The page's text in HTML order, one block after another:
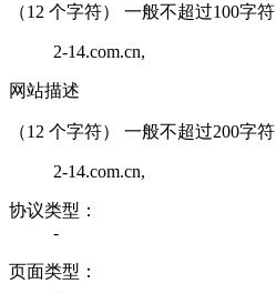
（12 个字符） 一般不超过100字符
2-14.com.cn,
网站描述
（12 个字符） 一般不超过200字符
2-14.com.cn,
协议类型：
-
页面类型：